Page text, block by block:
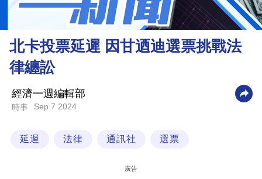
市
財
業
科
北卡投票延遲 因甘迺迪選票挑戰法
律纏訟
經濟一週編輯部
時事 Sep 7 2024
延遲 法律 通訊社 選票
廣告